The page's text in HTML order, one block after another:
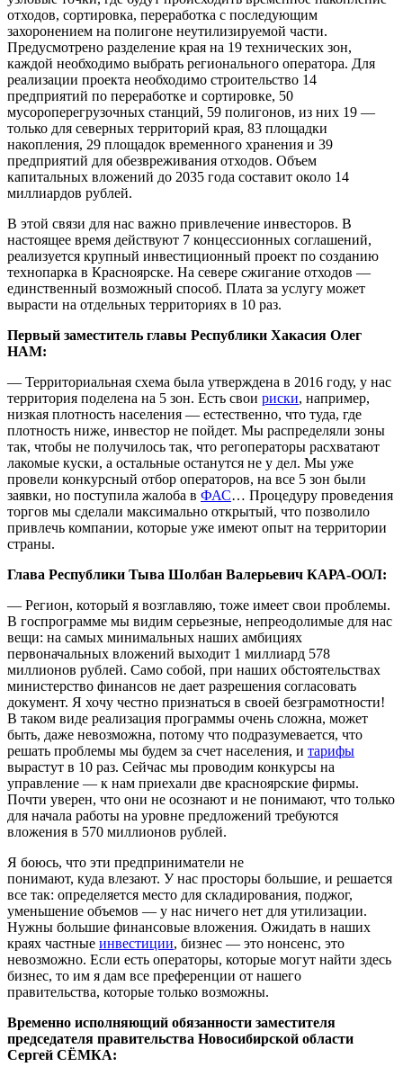
отходов, сортировка, переработка с последующим
захоронением на полигоне неутилизируемой части.
Предусмотрено разделение края на 19 технических зон,
каждой необходимо выбрать регионального оператора. Для
реализации проекта необходимо строительство 14
предприятий по переработке и сортировке, 50
мусороперегрузочных станций, 59 полигонов, из них 19 —
только для северных территорий края, 83 площадки
накопления, 29 площадок временного хранения и 39
предприятий для обезвреживания отходов. Объем
капитальных вложений до 2035 года составит около 14
миллиардов рублей.
В этой связи для нас важно привлечение инвесторов. В
настоящее время действуют 7 концессионных соглашений,
реализуется крупный инвестиционный проект по созданию
технопарка в Красноярске. На севере сжигание отходов —
единственный возможный способ. Плата за услугу может
вырасти на отдельных территориях в 10 раз.
Первый заместитель главы Республики Хакасия Олег
НАМ:
— Территориальная схема была утверждена в 2016 году, у нас
территория поделена на 5 зон. Есть свои риски, например,
низкая плотность населения — естественно, что туда, где
плотность ниже, инвестор не пойдет. Мы распределяли зоны
так, чтобы не получилось так, что регоператоры расхватают
лакомые куски, а остальные останутся не у дел. Мы уже
провели конкурсный отбор операторов, на все 5 зон были
заявки, но поступила жалоба в ФАС… Процедуру проведения
торгов мы сделали максимально открытый, что позволило
привлечь компании, которые уже имеют опыт на территории
страны.
Глава Республики Тыва Шолбан Валерьевич КАРА-ООЛ:
— Регион, который я возглавляю, тоже имеет свои проблемы.
В госпрограмме мы видим серьезные, непреодолимые для нас
вещи: на самых минимальных наших амбициях
первоначальных вложений выходит 1 миллиард 578
миллионов рублей. Само собой, при наших обстоятельствах
министерство финансов не дает разрешения согласовать
документ. Я хочу честно признаться в своей безграмотности!
В таком виде реализация программы очень сложна, может
быть, даже невозможна, потому что подразумевается, что
решать проблемы мы будем за счет населения, и тарифы
вырастут в 10 раз. Сейчас мы проводим конкурсы на
управление — к нам приехали две красноярские фирмы.
Почти уверен, что они не осознают и не понимают, что только
для начала работы на уровне предложений требуются
вложения в 570 миллионов рублей.
Я боюсь, что эти предприниматели не
понимают, куда влезают. У нас просторы большие, и решается
все так: определяется место для складирования, поджог,
уменьшение объемов — у нас ничего нет для утилизации.
Нужны большие финансовые вложения. Ожидать в наших
краях частные инвестиции, бизнес — это нонсенс, это
невозможно. Если есть операторы, которые могут найти здесь
бизнес, то им я дам все преференции от нашего
правительства, которые только возможны.
Временно исполняющий обязанности заместителя
председателя правительства Новосибирской области
Сергей СЁМКА: